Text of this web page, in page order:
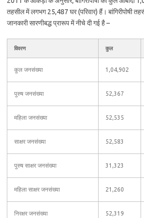
तहसील में लगभग 25,487 घर (परिवार) हैं। बांगिरीपोषी
जानकारी सारणीबद्ध प्रारूप में नीचे दी गई है –
विवरण कुल
कुल जनसंख्या 1,04,902
पुरुष जनसंख्या 52,367
महिला जनसंख्या 52,535
साक्षर जनसंख्या 52,583
पुरुष साक्षर जनसंख्या 31,323
महिला साक्षर जनसंख्या 21,260
निरक्षर जनसंख्या 52,319